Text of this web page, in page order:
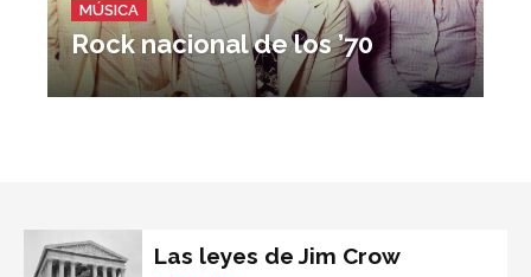
MÚSICA
Rock nacional de los ’70
Las leyes de Jim Crow